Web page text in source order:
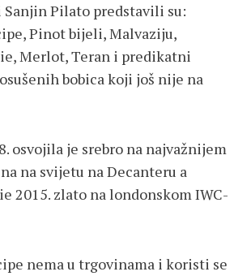
Pilato predstavili su:
Pinot bijeli, Malvaziju,
Merlot, Teran i predikatni
bobica koji još nije na
osvojila je srebro na najvažnijem
na svijetu na Decanteru a
2015. zlato na londonskom IWC-
nema u trgovinama i koristi se